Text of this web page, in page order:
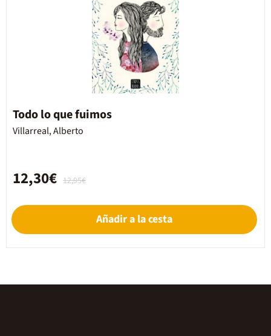
Todo lo que fuimos
Villarreal, Alberto
12,95€
12,30€
Añadir a la cesta